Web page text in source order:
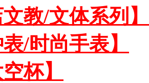
文教/文体系列】
表/时尚手表】
杯】